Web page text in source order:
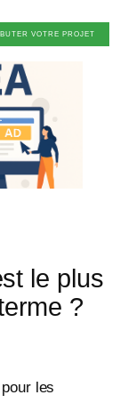
VOTRE PROJET
le plus
?
les